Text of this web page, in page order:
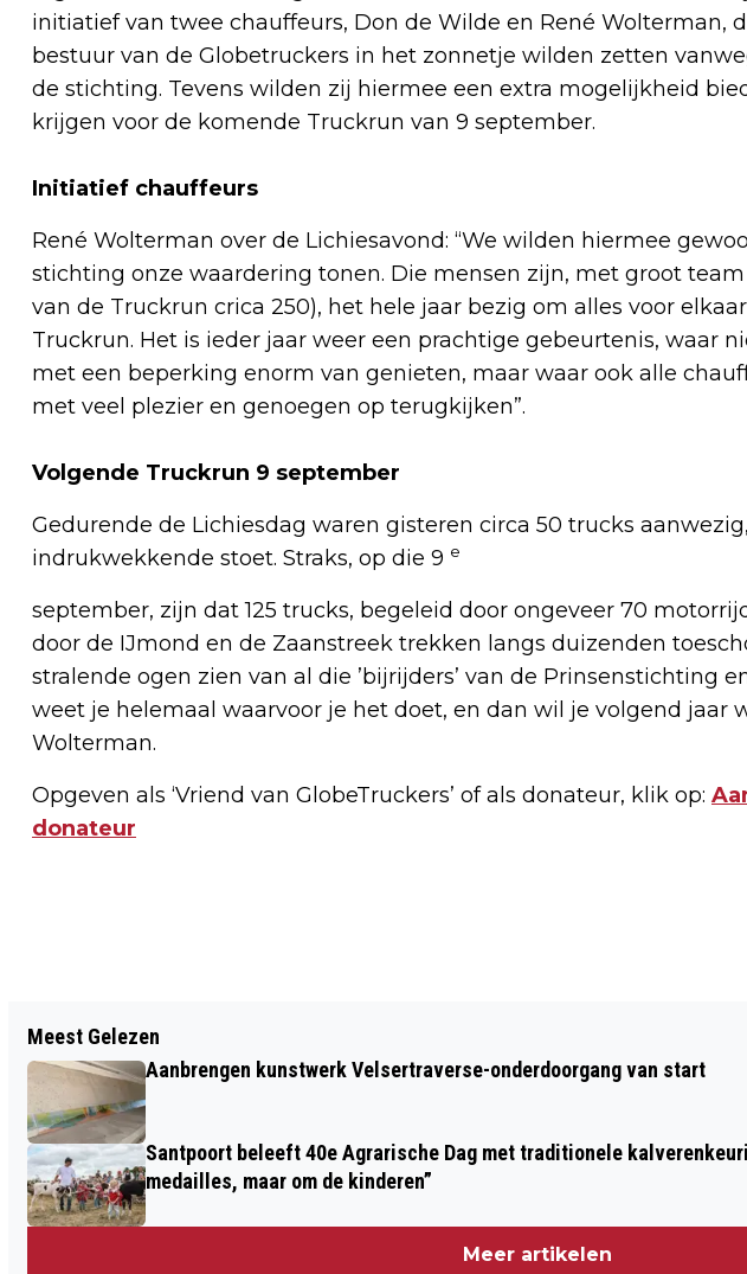
initiatief van twee chauffeurs, Don de Wilde en René Wolterman,
bestuur van de Globetruckers in het zonnetje wilden zetten
de stichting. Tevens wilden zij hiermee een extra mogelijkheid
krijgen voor de komende Truckrun van 9 september.
Initiatief chauffeurs
René Wolterman over de Lichiesavond: “We wilden hiermee
stichting onze waardering tonen. Die mensen zijn, met groot
van de Truckrun crica 250), het hele jaar bezig om alles voor
Truckrun. Het is ieder jaar weer een prachtige gebeurtenis, waar
met een beperking enorm van genieten, maar waar ook alle
met veel plezier en genoegen op terugkijken”.
Volgende Truckrun 9 september
Gedurende de Lichiesdag waren gisteren circa 50 trucks
indrukwekkende stoet. Straks, op die 9 e
september, zijn dat 125 trucks, begeleid door ongeveer 70
door de IJmond en de Zaanstreek trekken langs duizenden
stralende ogen zien van al die ’bijrijders’ van de Prinsenstichting
weet je helemaal waarvoor je het doet, en dan wil je volgend jaar
Wolterman.
Opgeven als ‘Vriend van GlobeTruckers’ of als donateur, klik op:
donateur
COLUMN VAN DE DAG / DE BOSATLAS
VAN AMSTERDAM
Meest Gelezen
Aanbrengen kunstwerk Velsertraverse-onderdoorgang van start
Santpoort beleeft 40e Agrarische Dag met traditionele
medailles, maar om de kinderen”
Meer artikelen